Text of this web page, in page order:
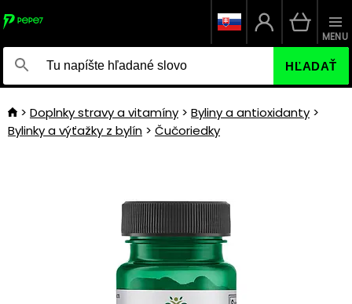
HĽADAŤ
MENU
Doplnky stravy a vitamíny
Byliny a antioxidanty
Bylinky a výťažky z bylín
Čučoriedky